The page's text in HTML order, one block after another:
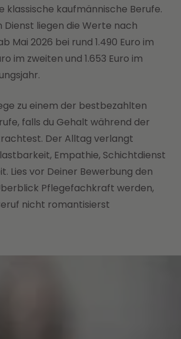
klassische kaufmännische Berufe.
liegen die Werte nach
Mai 2026 bei rund 1.490 Euro im
im zweiten und 1.653 Euro im
zu einem der bestbezahlten
falls du Gehalt während der
Der Alltag verlangt
Empathie, Schichtdienst
Lies vor Deiner Bewerbung den
Pflegefachkraft werden,
nicht romantisierst